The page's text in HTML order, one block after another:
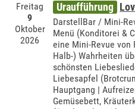
Freitag
9
Oktober
2026
Uraufführung
DarstellBar / Mini-
Menü (Konditorei &
eine Mini-Revue von
Halb-) Wahrheiten
schönsten
Liebesapfel
Hauptgang |
Gemüsebett,